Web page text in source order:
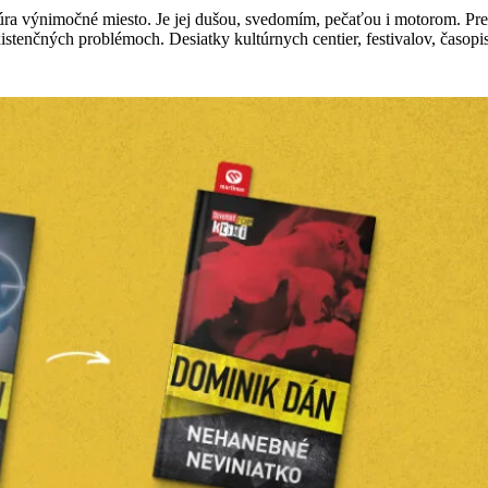
výnimočné miesto. Je jej dušou, svedomím, pečaťou i motorom.
problémoch. Desiatky kultúrnych centier, festivalov,